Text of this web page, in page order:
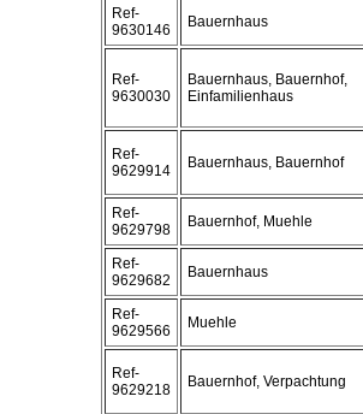
Ref-
9630146
Bauernhaus
Ref-
9630030
Bauernhaus, Bauernhof,
Einfamilienhaus
Ref-
9629914
Bauernhaus, Bauernhof
Ref-
9629798
Bauernhof, Muehle
Ref-
9629682
Bauernhaus
Ref-
9629566
Muehle
Ref-
9629218
Bauernhof, Verpachtung